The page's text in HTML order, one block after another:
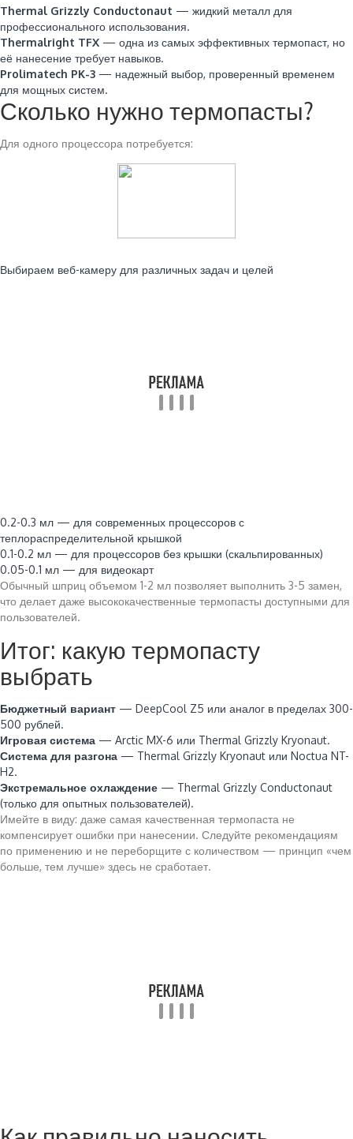
Thermal Grizzly Conductonaut — жидкий металл для
профессионального использования.
Thermalright TFX — одна из самых эффективных термопаст, но
её нанесение требует навыков.
Prolimatech PK-3 — надежный выбор, проверенный временем
для мощных систем.
Сколько нужно термопасты?
Для одного процессора потребуется:
Выбираем веб-камеру для различных задач и целей
0.2-0.3 мл — для современных процессоров с
теплораспределительной крышкой
0.1-0.2 мл — для процессоров без крышки (скальпированных)
0.05-0.1 мл — для видеокарт
Обычный шприц объемом 1-2 мл позволяет выполнить 3-5 замен,
что делает даже высококачественные термопасты доступными для
пользователей.
Итог: какую термопасту
выбрать
Бюджетный вариант — DeepCool Z5 или аналог в пределах 300-
500 рублей.
Игровая система — Arctic MX-6 или Thermal Grizzly Kryonaut.
Система для разгона — Thermal Grizzly Kryonaut или Noctua NT-
H2.
Экстремальное охлаждение — Thermal Grizzly Conductonaut
(только для опытных пользователей).
Имейте в виду: даже самая качественная термопаста не
компенсирует ошибки при нанесении. Следуйте рекомендациям
по применению и не переборщите с количеством — принцип «чем
больше, тем лучше» здесь не сработает.